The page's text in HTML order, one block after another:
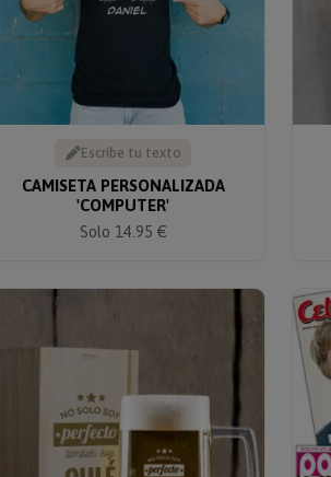
Escribe tu texto
CAMISETA PERSONALIZADA
'COMPUTER'
Solo 14.95 €